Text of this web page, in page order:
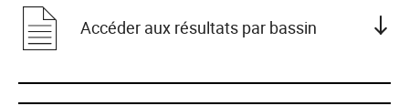
Accéder aux résultats par bassin